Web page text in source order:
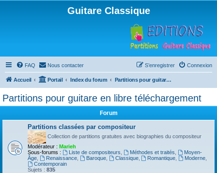
Guitare Classique
FAQ Nous contacter Connexion
S’enregistrer
Accueil Portail Index du forum Partitions pour guitare en libre téléchargement
Partitions pour guitare en libre téléchargement
Forum
Partitions classées par compositeur
Collection de partitions gratuites avec biographies du compositeur
Modérateur : Marieh
Sous-forums :
Liste de compositeurs Méthodes et traités
Moyen-
Âge
Renaissance, Baroque, Classique, Romantique Moderne
Contemporain
Sujets : 835